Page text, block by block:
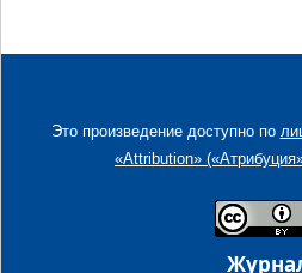
Это произведение доступно по
«Attribution»